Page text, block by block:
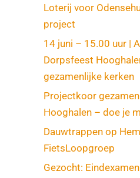
Loterij voor
project
14 juni – 15.00 uur |
Dorpsfeest
gezamenlijke kerken
Projectkoor
Hooghalen – doe je
Dauwtrappen op
FietsLoopgroep
Gezocht: